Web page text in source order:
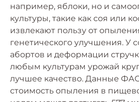
например, яблоки, но и
культуры, такие как соя или
извлекают пользу от
генетического улучшения. У
абортов и деформации
любым культурам урожай
лучшее качество. Данные
стоимость опыления в